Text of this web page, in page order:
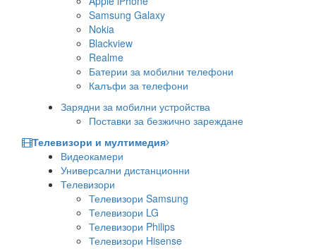
Samsung Galaxy
Nokia
Blackview
Realme
Батерии за мобилни телефони
Калъфи за телефони
Зарядни за мобилни устройства
Поставки за безжично зареждане
Телевизори и мултимедия
Видеокамери
Универсални дистанционни
Телевизори
Телевизори Samsung
Телевизори LG
Телевизори Philips
Телевизори Hisense